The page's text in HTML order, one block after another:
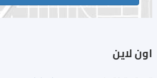
اون لاين